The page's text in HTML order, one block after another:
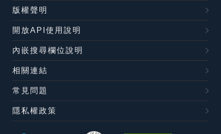
版權聲明
開放API使用說明
內嵌搜尋欄位說明
相關連結
常見問題
隱私權政策